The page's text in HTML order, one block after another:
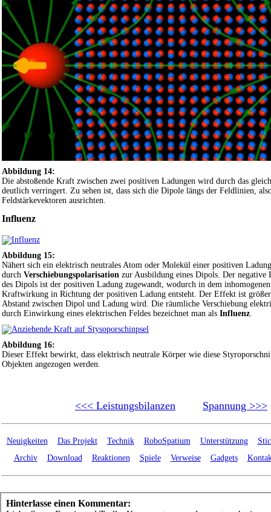
Abbildung 14:
Die abstoßende Kraft zwischen zwei positiven Ladungen wird durch das
deutlich verringert. Zu sehen ist, dass sich die Dipole längs der Feldlinien,
Feldstärkevektoren ausrichten.
Influenz
Abbildung 15:
Nähert sich ein elektrisch neutrales Atom oder Molekül einer positiven
durch Verschiebungspolarisation zur Ausbildung eines Dipols. Der negative
des Dipols ist der positiven Ladung zugewandt, wodurch in dem
Kraftwirkung in Richtung der positiven Ladung entsteht. Der Effekt ist
Abstand zwischen Dipol und Ladung wird. Die räumliche Verschiebung
durch Einwirkung eines elektrischen Feldes bezeichnet man als Influenz.
Abbildung 16:
Dieser Effekt bewirkt, dass elektrisch neutrale Körper wie diese
Objekten angezogen werden.
<<< Leistungsbilanzen Spannung >>>
Neuigkeiten Das Projekt Technik RoboSpatium Unterstützung
Archiv
Download Reaktionen Spiele Verweise Gadgets